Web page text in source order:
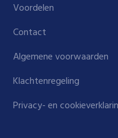
Voordelen
Contact
Algemene voorwaarden
Klachtenregeling
Privacy- en